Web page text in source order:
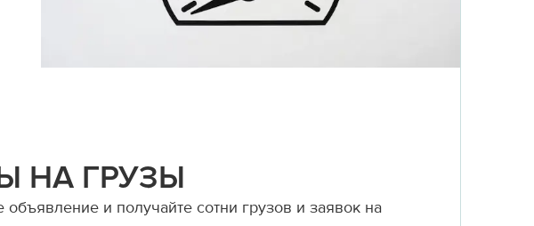
НА ГРУЗЫ
объявление и получайте сотни грузов и заявок на